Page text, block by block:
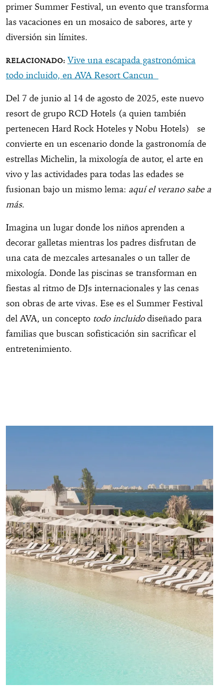
primer Summer Festival, un evento que transforma
las vacaciones en un mosaico de sabores, arte y
diversión sin límites.
Vive una escapada gastronómica
todo incluido, en AVA Resort Cancun
Del 7 de junio al 14 de agosto de 2025, este nuevo
resort de grupo RCD Hotels (a quien también
pertenecen Hard Rock Hoteles y Nobu Hotels) se
convierte en un escenario donde la gastronomía de
estrellas Michelin, la mixología de autor, el arte en
vivo y las actividades para todas las edades se
fusionan bajo un mismo lema: aquí el verano sabe a
más.
Imagina un lugar donde los niños aprenden a
decorar galletas mientras los padres disfrutan de
una cata de mezcales artesanales o un taller de
mixología. Donde las piscinas se transforman en
fiestas al ritmo de DJs internacionales y las cenas
son obras de arte vivas. Ese es el Summer Festival
del AVA, un concepto todo incluidodiseñado para
familias que buscan sofisticación sin sacrificar el
entretenimiento.